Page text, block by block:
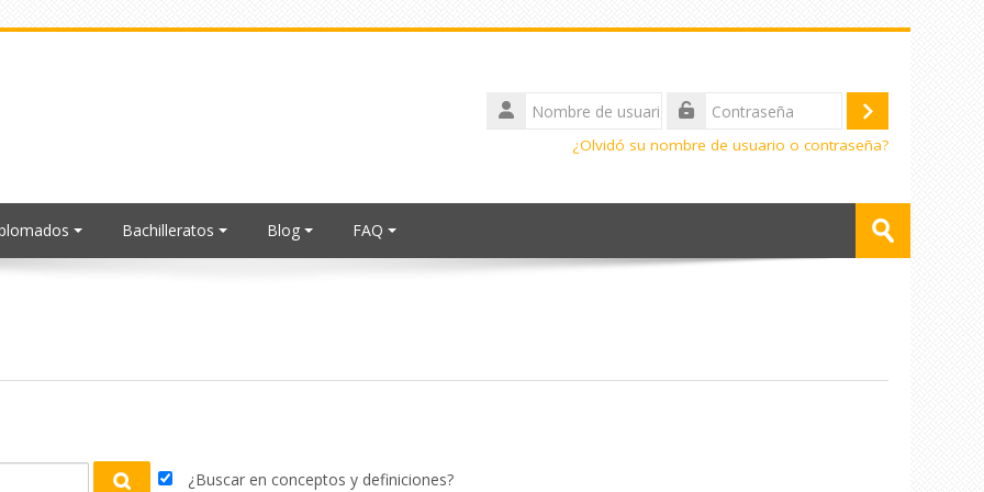
Nombre
de
Acceder
¿Olvidó su nombre de usuario o contraseña?
Bachilleratos Blog FAQ Enviar
¿Buscar en conceptos y definiciones?